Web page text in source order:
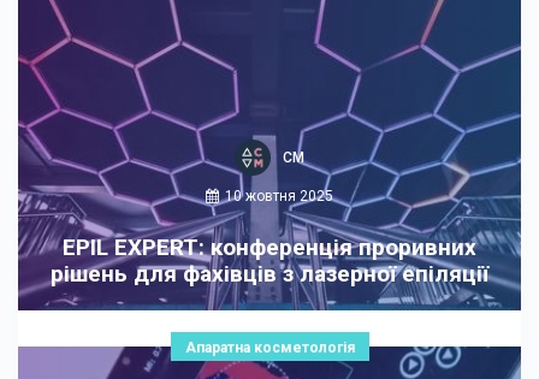
СМ
10 жовтня 2025
EPIL EXPERT: конференція проривних
рішень для фахівців з лазерної епіляції
Апаратна косметологія